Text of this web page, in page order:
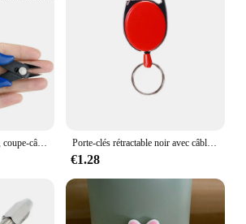
Pince en acier au carbone, coupe-câble électrique, cisailles latérales coupantes, pince affleurante, outils à main pour la maison, bleu Porte-clés rétractable noir avec câble métallique en acier élastique, porte-clés anti-perte, badge d'identification, sac à dos, accessoires de charme, outil d'extérieur
€1.28